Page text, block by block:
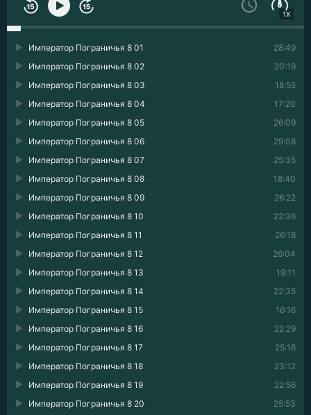
1X
28:49
Император Пограничья 8 01
20:19
Император Пограничья 8 02
18:55
Император Пограничья 8 03
17:20
Император Пограничья 8 04
26:09
Император Пограничья 8 05
29:08
Император Пограничья 8 06
25:35
Император Пограничья 8 07
18:40
Император Пограничья 8 08
26:22
Император Пограничья 8 09
22:36
Император Пограничья 8 10
26:18
Император Пограничья 8 11
26:04
Император Пограничья 8 12
19:11
Император Пограничья 8 13
22:35
Император Пограничья 8 14
16:16
Император Пограничья 8 15
22:29
Император Пограничья 8 16
25:16
Император Пограничья 8 17
23:12
Император Пограничья 8 18
22:56
Император Пограничья 8 19
25:53
Император Пограничья 8 20